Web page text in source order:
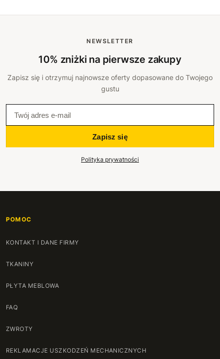
NEWSLETTER
10% zniżki na pierwsze zakupy
Zapisz się i otrzymuj najnowsze oferty dopasowane do Twojego
gustu
Zapisz się
Polityka prywatności
POMOC
KONTAKT I DANE FIRMY
TKANINY
PŁYTA MEBLOWA
FAQ
ZWROTY
REKLAMACJE USZKODZEŃ MECHANICZNYCH